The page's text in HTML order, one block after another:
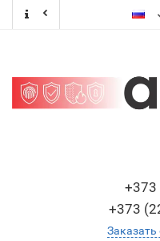
+373